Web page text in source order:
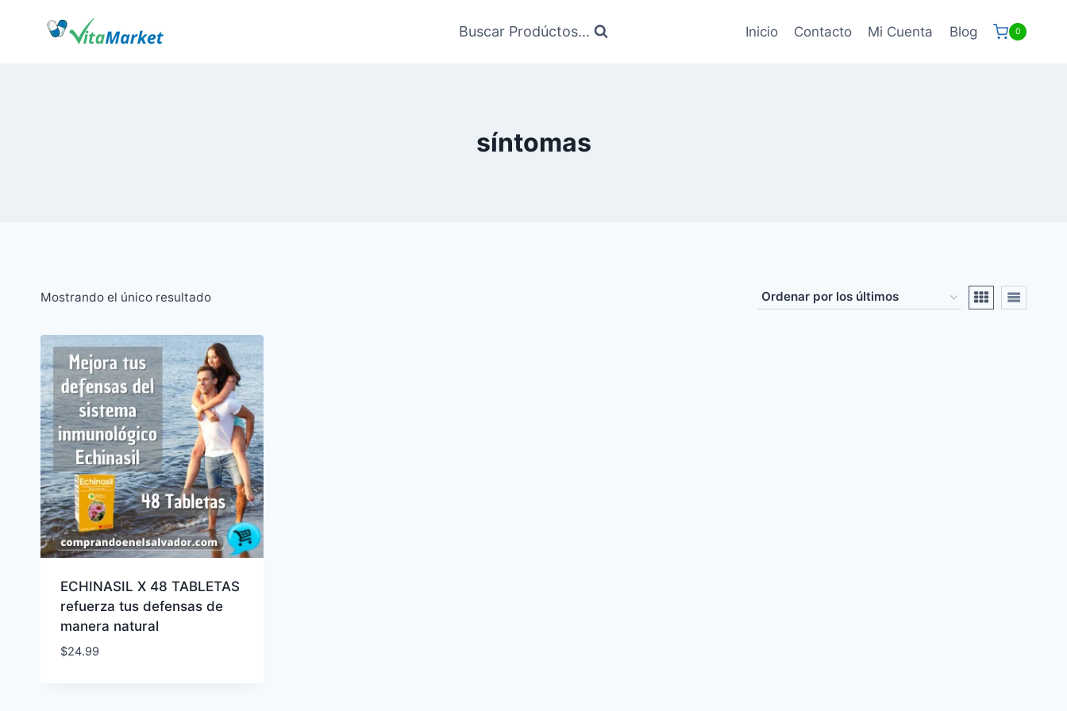
Buscar Prodúctos... Inicio Contacto Mi Cuenta Blog 0
síntomas
Mostrando el único resultado
ECHINASIL X 48 TABLETAS
refuerza tus defensas de
manera natural
$24.99